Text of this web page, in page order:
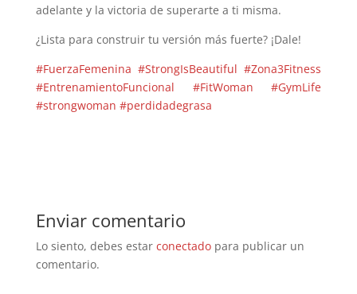
adelante y la victoria de superarte a ti misma.
¿Lista para construir tu versión más fuerte? ¡Dale!
#FuerzaFemenina #StrongIsBeautiful #Zona3Fitness
#EntrenamientoFuncional
#FitWoman
#GymLife
#strongwoman #perdidadegrasa
Enviar comentario
Lo siento, debes estar conectadopara publicar un
comentario.